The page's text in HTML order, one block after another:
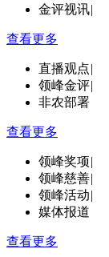
金评视讯|
查看更多
直播观点|
领峰金评|
非农部署
查看更多
领峰奖项|
领峰慈善|
领峰活动|
媒体报道
查看更多